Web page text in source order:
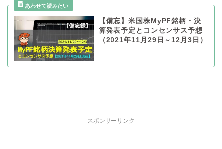
【備忘】米国株MyPF銘柄・決
算発表予定とコンセンサス予想
（2021年11月29日～12月3日）
スポンサーリンク